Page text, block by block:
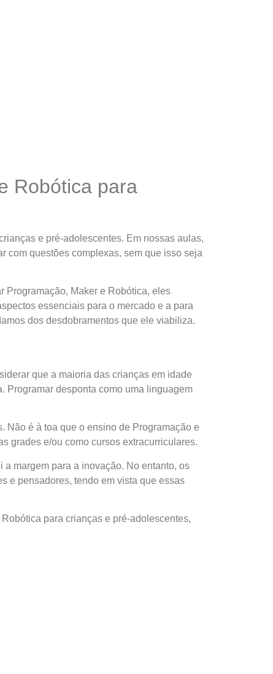
Robótica para
e pré-adolescentes. Em nossas aulas,
com questões complexas, sem que isso seja
Programação, Maker e Robótica, eles
essenciais para o mercado e a para
dos desdobramentos que ele viabiliza.
que a maioria das crianças em idade
Programar desponta como uma linguagem
Não é à toa que o ensino de Programação e
grades e/ou como cursos extracurriculares.
margem para a inovação. No entanto, os
e pensadores, tendo em vista que essas
para crianças e pré-adolescentes,